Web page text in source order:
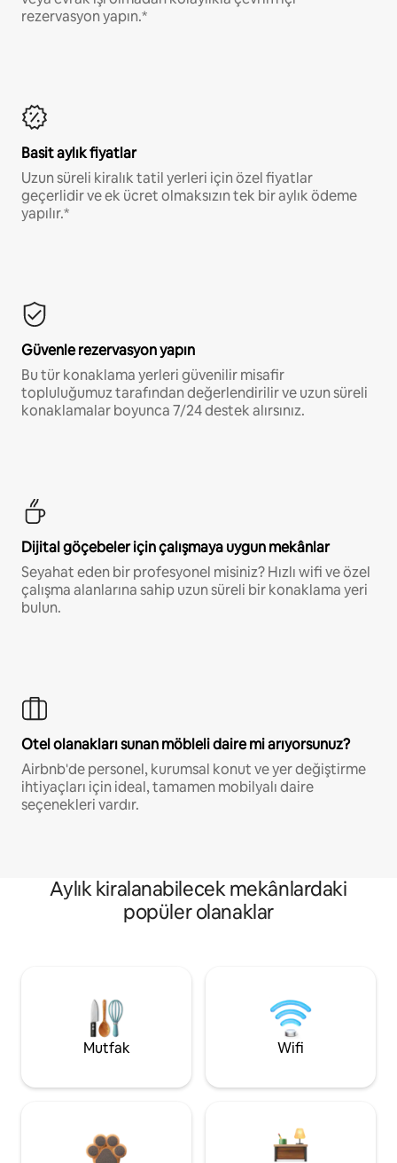
rezervasyon yapın.*
Basit aylık fiyatlar
Uzun süreli kiralık tatil yerleri için özel fiyatlar
geçerlidir ve ek ücret olmaksızın tek bir aylık ödeme
yapılır.*
Güvenle rezervasyon yapın
Bu tür konaklama yerleri güvenilir misafir
topluluğumuz tarafından değerlendirilir ve uzun süreli
konaklamalar boyunca 7/24 destek alırsınız.
Dijital göçebeler için çalışmaya uygun mekânlar
Seyahat eden bir profesyonel misiniz? Hızlı wifi ve özel
çalışma alanlarına sahip uzun süreli bir konaklama yeri
bulun.
Otel olanakları sunan möbleli daire mi arıyorsunuz?
Airbnb'de personel, kurumsal konut ve yer değiştirme
ihtiyaçları için ideal, tamamen mobilyalı daire
seçenekleri vardır.
Aylık kiralanabilecek mekânlardaki
popüler olanaklar
Mutfak Wifi